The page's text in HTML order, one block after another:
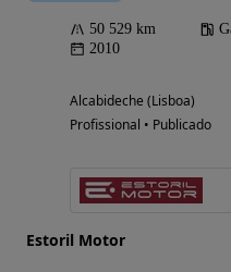
50 529 km
2010
Alcabideche (Lisboa)
Profissional • Publicado
Estoril Motor